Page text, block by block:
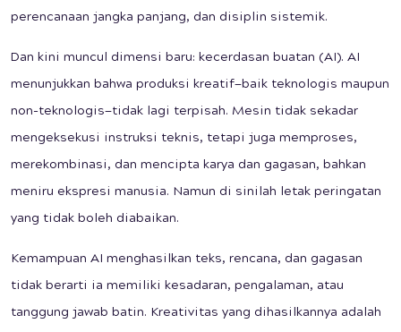
perencanaan jangka panjang, dan disiplin sistemik.
Dan kini muncul dimensi baru: kecerdasan buatan (AI). AI
menunjukkan bahwa produksi kreatif—baik teknologis maupun
non-teknologis—tidak lagi terpisah. Mesin tidak sekadar
mengeksekusi instruksi teknis, tetapi juga memproses,
merekombinasi, dan mencipta karya dan gagasan, bahkan
meniru ekspresi manusia. Namun di sinilah letak peringatan
yang tidak boleh diabaikan.
Kemampuan AI menghasilkan teks, rencana, dan gagasan
tidak berarti ia memiliki kesadaran, pengalaman, atau
tanggung jawab batin. Kreativitas yang dihasilkannya adalah